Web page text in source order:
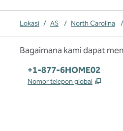
Lokasi / AS / North Carolina /
Bagaimana kami dapat
Telepon:
+1-877-6HOME02
Nomor telepon global ,